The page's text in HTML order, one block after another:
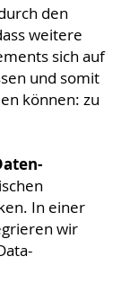
den
weitere
sich auf
und somit
können: zu
In einer
wir